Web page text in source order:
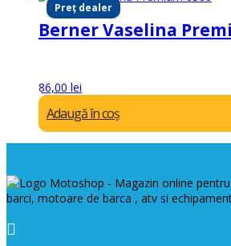
Preț dealer
Berner Vaselina
86,00 lei
Adaugă în coș
